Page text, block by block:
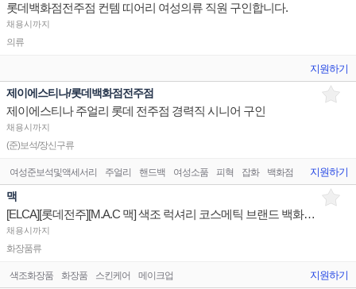
롯데백화점전주점 컨템 띠어리 여성의류 직원 구인합니다.
채용시까지
의류
지원하기
제이에스티나/롯데백화점전주점
제이에스티나 주얼리 롯데 전주점 경력직 시니어 구인
채용시까지
(준)보석/장신구류
여성준보석및액세서리 주얼리 핸드백 여성소품 피혁 잡화 백화점 아울렛 쇼핑
지원하기
맥
[ELCA][롯데전주][M.A.C 맥] 색조 럭셔리 코스메틱 브랜드 백화점 매장 직원 채용
채용시까지
화장품류
색조화장품 화장품 스킨케어 메이크업 지원하기